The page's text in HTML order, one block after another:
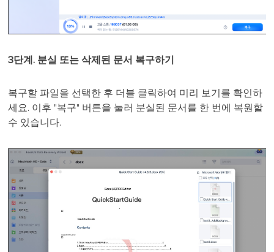
3단계. 분실 또는 삭제된 문서 복구하기
복구할 파일을 선택한 후 더블 클릭하여 미리 보기를 확인하
세요. 이후 "복구" 버튼을 눌러 분실된 문서를 한 번에 복원할
수 있습니다.